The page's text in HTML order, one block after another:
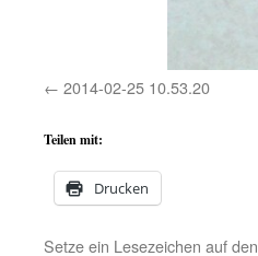
2014-02-25 10.53.20
Teilen mit:
Drucken
Setze ein Lesezeichen auf den